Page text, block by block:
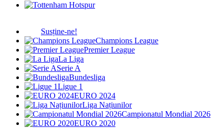
Susține-ne!
Champions League
Premier League
La Liga
Serie A
Bundesliga
Ligue 1
EURO 2024
Liga Națiunilor
Campionatul Mondial 2026
EURO 2020